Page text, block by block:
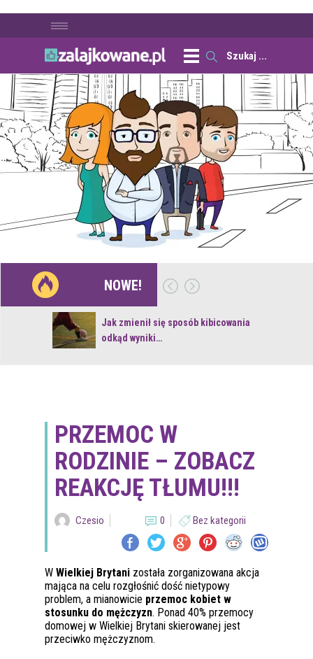
NOWE!
Jak zmienił się sposób kibicowania
odkąd wyniki…
PRZEMOC W
RODZINIE – ZOBACZ
REAKCJĘ TŁUMU!!!
Czesio 0 Bez kategorii
W Wielkiej Brytani została zorganizowana akcja
mająca na celu rozgłośnić dość nietypowy
problem, a mianowicie przemoc kobiet w
stosunku do mężczyzn. Ponad 40% przemocy
domowej w Wielkiej Brytani skierowanej jest
przeciwko mężczyznom.